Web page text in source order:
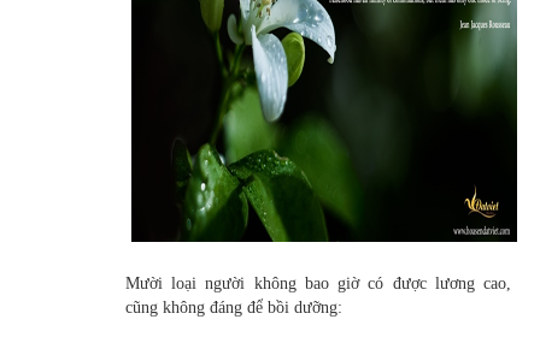
Mười loại người không bao giờ có được lương cao,
cũng không đáng để bồi dưỡng: